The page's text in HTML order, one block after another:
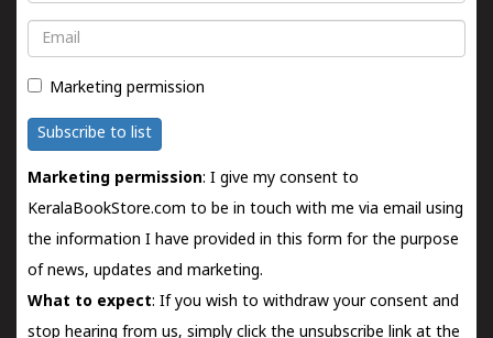
Email
Marketing permission
Subscribe to list
Marketing permission: I give my consent to
KeralaBookStore.com to be in touch with me via email using
the information I have provided in this form for the purpose
of news, updates and marketing.
What to expect: If you wish to withdraw your consent and
stop hearing from us, simply click the unsubscribe link at the